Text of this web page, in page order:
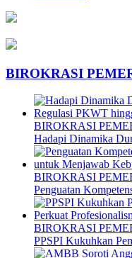
BIROKRASI
BIROKRASI
Hadapi Dinamika
BIROKRASI
Penguatan
BIROKRASI
PPSPI Kukuhkan